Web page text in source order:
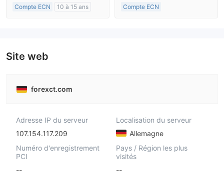
Compte ECN
10 à 15 ans
Compte ECN
Site web
forexct.com
Adresse IP du serveur
107.154.117.209
Localisation du serveur
Allemagne
Numéro d'enregistrement
PCI
--
Pays / Région les plus
visités
--